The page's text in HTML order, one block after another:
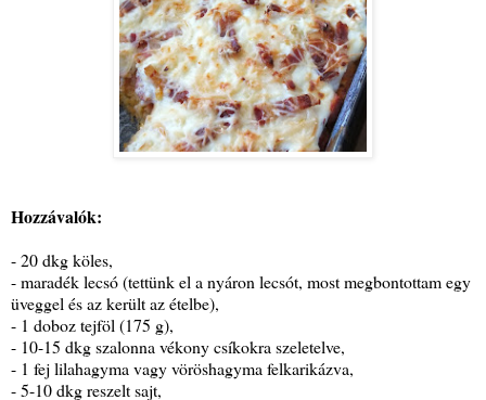
Hozzávalók:
- 20 dkg köles,
- maradék lecsó (tettünk el a nyáron lecsót, most megbontottam egy
üveggel és az került az ételbe),
- 1 doboz tejföl (175 g),
- 10-15 dkg szalonna vékony csíkokra szeletelve,
- 1 fej lilahagyma vagy vöröshagyma felkarikázva,
- 5-10 dkg reszelt sajt,